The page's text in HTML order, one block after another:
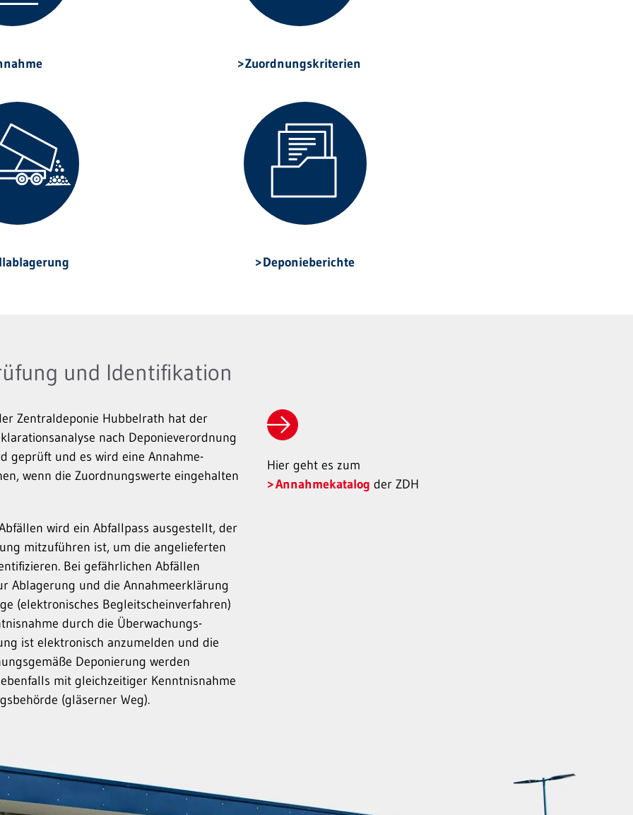
Zuordnungskriterien
Deponieberichte
und Identifikation
Zentraldeponie Hubbelrath hat der
nach Deponie­verordnung
geprüft und es wird eine Annahme­
wenn die Zuordnungs­werte eingehalten
wird ein Abfall­pass ausgestellt, der
mitzuführen ist, um die angelieferten
Bei gefährlichen Abfällen
Ablagerung und die Annahme­erklärung
(elektronisches Begleitschein­verfahren)
durch die Überwachungs­
ist elektronisch anzumelden und die
Deponierung werden
mit gleichzeitiger Kenntnisnahme
(gläserner Weg).
Hier geht es zum
Annahmekatalog der ZDH